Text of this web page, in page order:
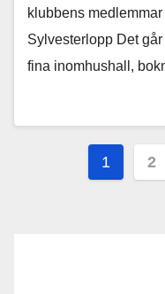
klubbens
Sylvesterlopp Det
fina inomhushall,
1 2